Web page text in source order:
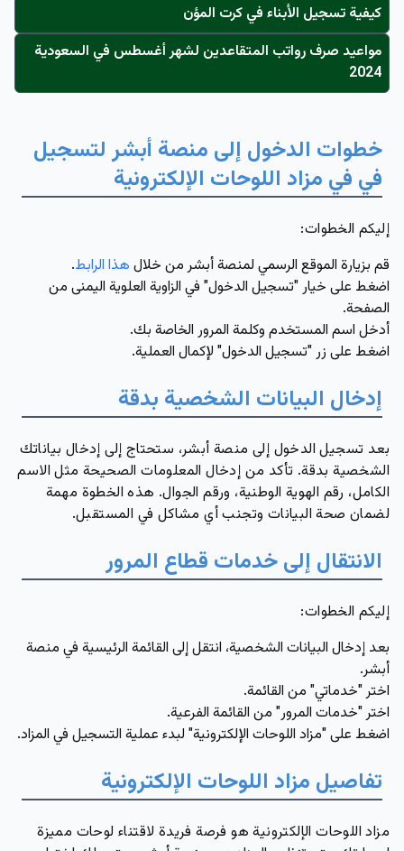
كيفية تسجيل الأبناء في كرت المؤن
مواعيد صرف رواتب المتقاعدين لشهر أغسطس في السعودية
2024
خطوات الدخول إلى منصة أبشر لتسجيل
في في مزاد اللوحات الإلكترونية
إليكم الخطوات:
قم بزيارة الموقع الرسمي لمنصة أبشر من خلال هذا الرابط.
اضغط على خيار "تسجيل الدخول" في الزاوية العلوية اليمنى من
الصفحة.
أدخل اسم المستخدم وكلمة المرور الخاصة بك.
اضغط على زر "تسجيل الدخول" لإكمال العملية.
إدخال البيانات الشخصية بدقة
بعد تسجيل الدخول إلى منصة أبشر، ستحتاج إلى إدخال بياناتك
الشخصية بدقة. تأكد من إدخال المعلومات الصحيحة مثل الاسم
الكامل، رقم الهوية الوطنية، ورقم الجوال. هذه الخطوة مهمة
لضمان صحة البيانات وتجنب أي مشاكل في المستقبل.
الانتقال إلى خدمات قطاع المرور
إليكم الخطوات:
بعد إدخال البيانات الشخصية، انتقل إلى القائمة الرئيسية في منصة
أبشر.
اختر "خدماتي" من القائمة.
اختر "خدمات المرور" من القائمة الفرعية.
اضغط على "مزاد اللوحات الإلكترونية" لبدء عملية التسجيل في المزاد.
تفاصيل مزاد اللوحات الإلكترونية
مزاد اللوحات الإلكترونية هو فرصة فريدة لاقتناء لوحات مميزة